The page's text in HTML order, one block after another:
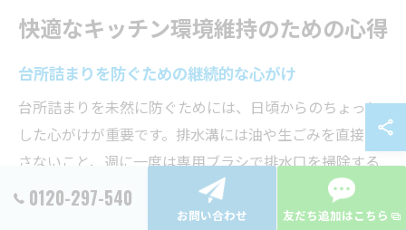
快適なキッチン環境維持のための心得
台所詰まりを防ぐための継続的な心がけ
台所詰まりを未然に防ぐためには、日頃からのちょっと
した心がけが重要です。排水溝には油や生ごみを直接流
さないこと、週に一度は専用ブラシで排水口を掃除する
ことが有効です。例えば、料理後に油をキッチンペーパ
ーで拭き取ってから洗う、定期的にストレーナーのゴミ
0120-297-540
お問い合わせ 友だち追加はこちら